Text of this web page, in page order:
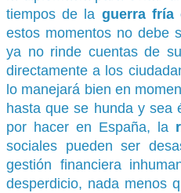
tiempos de la guerra fría
estos momentos no debe
ya no rinde cuentas de
directamente a los
lo manejará bien en
hasta que se hunda y sea
por hacer en España, la
sociales pueden ser
gestión financiera
desperdicio, nada menos